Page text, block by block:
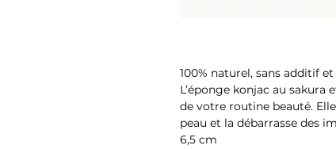
100% naturel, sans additif
L’éponge konjac au sakura
de votre routine beauté.
peau et la débarrasse des
6,5 cm